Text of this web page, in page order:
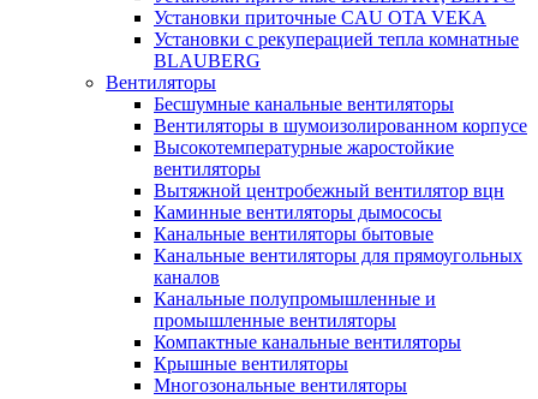
Установки приточные CAU OTA VEKA
Установки с рекуперацией тепла комнатные
BLAUBERG
Вентиляторы
Бесшумные канальные вентиляторы
Вентиляторы в шумоизолированном корпусе
Высокотемпературные жаростойкие
вентиляторы
Вытяжной центробежный вентилятор вцн
Каминные вентиляторы дымососы
Канальные вентиляторы бытовые
Канальные вентиляторы для прямоугольных
каналов
Канальные полупромышленные и
промышленные вентиляторы
Компактные канальные вентиляторы
Крышные вентиляторы
Многозональные вентиляторы